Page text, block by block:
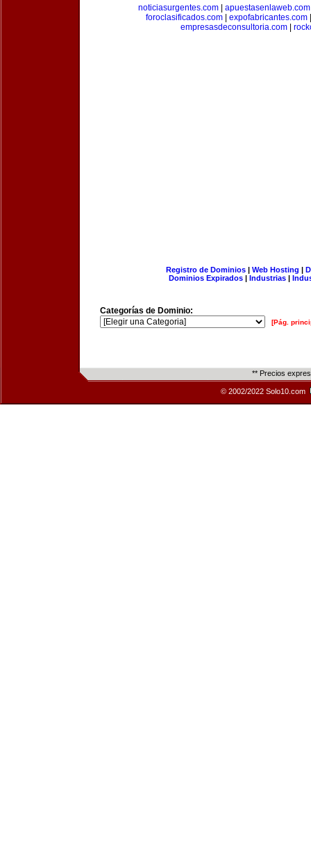
noticiasurgentes.com| apuestasenlaweb.com
foroclasificados.com
expofabricantes.com
empresasdeconsultoria.com
Registro de Dominios| Web Hosting |
Dominios Expirados | Industrias |
Categorías de Dominio:
[Pág.
** Precios
© 2002/2022 Solo10.com